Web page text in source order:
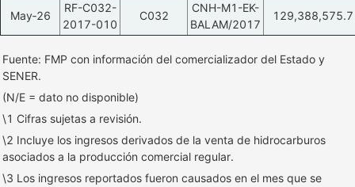
May‑26
RF-C032-
2017-010
C032
CNH-M1-EK-
BALAM/2017
129,388,575.7
Fuente: FMP con información del comercializador del Estado y
SENER.
(N/E = dato no disponible)
\1 Cifras sujetas a revisión.
\2 Incluye los ingresos derivados de la venta de hidrocarburos
asociados a la producción comercial regular.
\3 Los ingresos reportados fueron causados en el mes que se